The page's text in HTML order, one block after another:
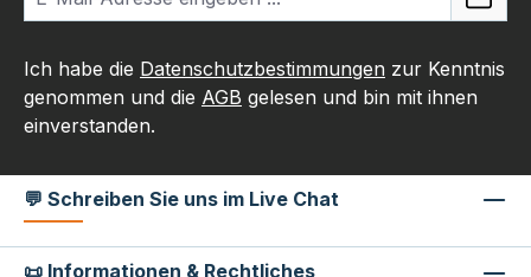
Ich habe die Datenschutzbestimmungen zur Kenntnis
genommen und die AGB gelesen und bin mit ihnen
einverstanden.
💬 Schreiben Sie uns im Live Chat
📜 Informationen & Rechtliches